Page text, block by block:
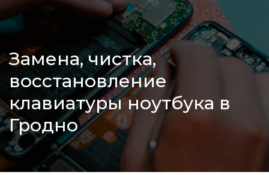
Замена, чистка,
восстановление
клавиатуры ноутбука в
Гродно